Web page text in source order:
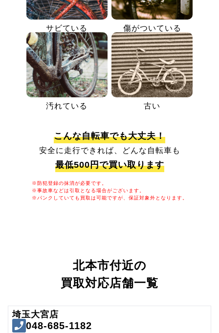
サビている 傷がついている
汚れている 古い
こんな自転車でも大丈夫！
安全に走行できれば、どんな自転車も
最低500円で買い取ります
※防犯登録の抹消が必要です。
※事故車などは引取となる場合がございます。
※パンクしていても買取は可能ですが、保証対象外となります。
北本市付近の
買取対応店舗一覧
埼玉大宮店
048-685-1182